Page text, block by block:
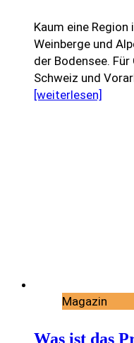
Kaum eine
Weinberge und
der Bodensee.
Schweiz und
[weiterlesen]
Magazin
Was ist das